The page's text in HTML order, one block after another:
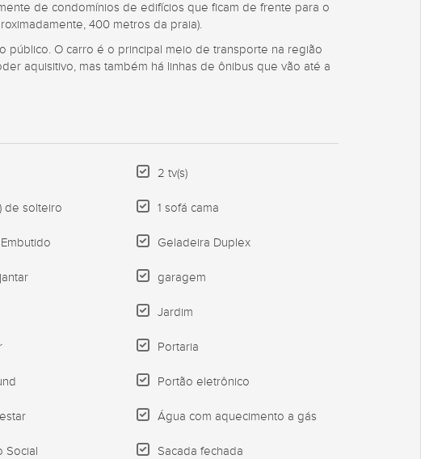
de condomínios de edifícios que ficam de frente para o
400 metros da praia).
público. O carro é o principal meio de transporte na região
aquisitivo, mas também há linhas de ônibus que vão até a
2 tv(s)
de solteiro 1 sofá cama
Geladeira Duplex
garagem
Jardim
Portaria
Portão eletrônico
Água com aquecimento a gás
Social Sacada fechada